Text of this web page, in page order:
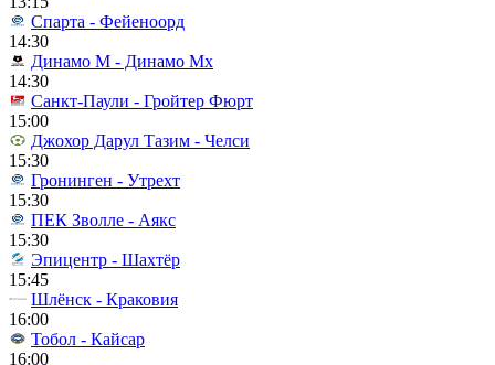
Спарта - Фейеноорд
14:30
Динамо М - Динамо Мх
14:30
Санкт-Паули - Гройтер Фюрт
15:00
Джохор Дарул Тазим - Челси
15:30
Гронинген - Утрехт
15:30
ПЕК Зволле - Аякс
15:30
Эпицентр - Шахтёр
15:45
Шлёнск - Краковия
16:00
Тобол - Кайсар
16:00